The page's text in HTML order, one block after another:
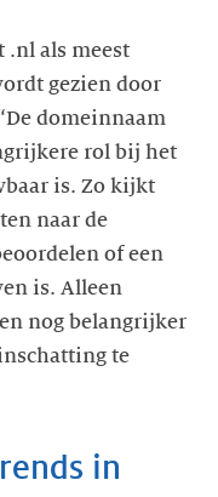
.nl als meest
gezien door
domeinnaam
rol bij het
is. Zo kijkt
naar de
of een
is. Alleen
nog belangrijker
te
in